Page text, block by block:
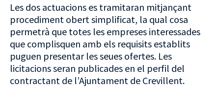
Les dos actuacions es tramitaran mitjançant
procediment obert simplificat, la qual cosa
permetrà que totes les empreses interessades
que complisquen amb els requisits establits
puguen presentar les seues ofertes. Les
licitacions seran publicades en el perfil del
contractant de l’Ajuntament de Crevillent.